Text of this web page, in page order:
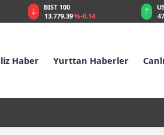
BIST 100
13.779,39%-0,14
Haber Yurttan Haberler
Kulübü